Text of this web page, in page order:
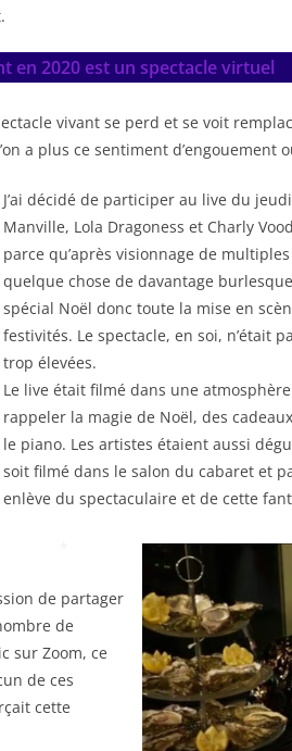
en 2020 est un spectacle virtuel
vivant se perd et se voit
a plus ce sentiment d’engouement
J’ai décidé de participer au live du
Manville, Lola Dragoness et Charly
parce qu’après visionnage de
quelque chose de davantage
spécial Noël donc toute la mise en
festivités. Le spectacle, en soi, n’était
trop élevées.
Le live était filmé dans une
rappeler la magie de Noël, des
le piano. Les artistes étaient aussi
soit filmé dans le salon du cabaret et
enlève du spectaculaire et de cette
de partager
de
sur Zoom, ce
de ces
cette